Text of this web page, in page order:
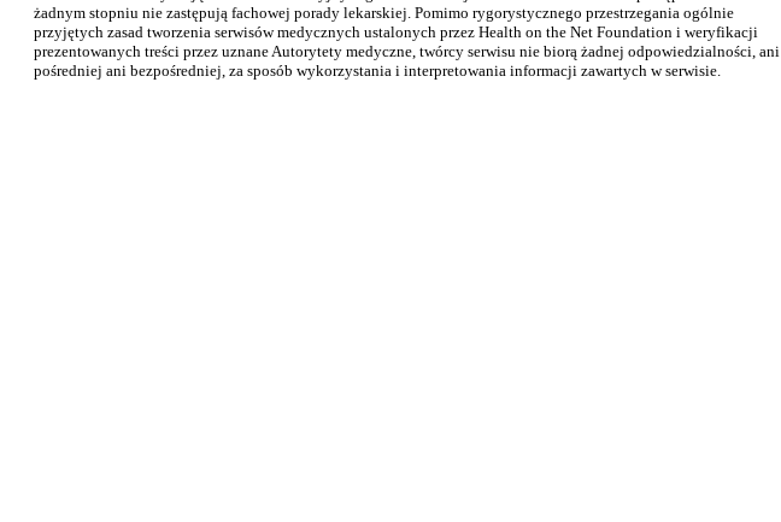
żadnym stopniu nie zastępują fachowej porady lekarskiej. Pomimo rygorystycznego przestrzegania ogólnie
przyjętych zasad tworzenia serwisów medycznych ustalonych przez Health on the Net Foundation i weryfikacji
prezentowanych treści przez uznane Autorytety medyczne, twórcy serwisu nie biorą żadnej odpowiedzialności, ani
pośredniej ani bezpośredniej, za sposób wykorzystania i interpretowania informacji zawartych w serwisie.